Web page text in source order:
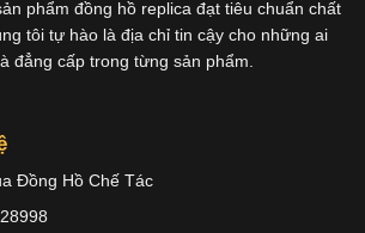
phẩm đồng hồ replica đạt tiêu chuẩn chất
tôi tự hào là địa chỉ tin cậy cho những ai
đẳng cấp trong từng sản phẩm.
Đồng Hồ Chế Tác